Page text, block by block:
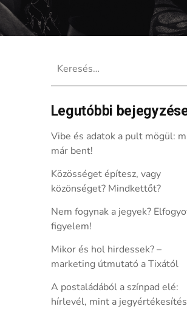
Legutóbbi
Vibe és adatok a pult mögül:
már bent!
Közösséget építesz, vagy
közönséget? Mindkettőt?
Nem fogynak a jegyek?
figyelem!
Mikor és hol hirdessek? –
marketing útmutató a Tixától
A postaládából a színpad elé:
hírlevél, mint a jegyértékesítés